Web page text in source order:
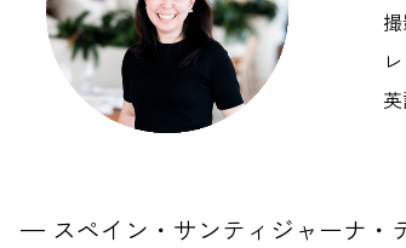
— スペイン・ サンティジャーナ・